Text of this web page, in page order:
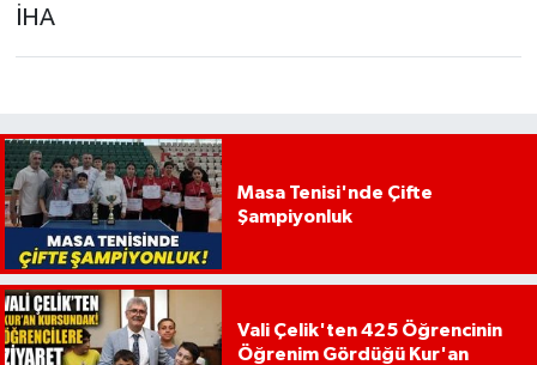
İHA
Masa Tenisi'nde Çifte
Şampiyonluk
Vali Çelik'ten 425 Öğrencinin
Öğrenim Gördüğü Kur'an